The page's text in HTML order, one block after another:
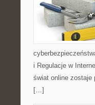
i Regulacje w
świat online zostaje
[…]